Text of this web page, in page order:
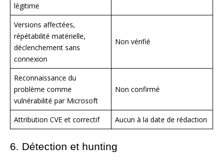
légitime
Versions affectées,
répétabilité matérielle,
déclenchement sans
connexion
Non vérifié
Reconnaissance du
problème comme
vulnérabilité par Microsoft
Non confirmé
Attribution CVE et correctif Aucun à la date de rédaction
6. Détection et hunting